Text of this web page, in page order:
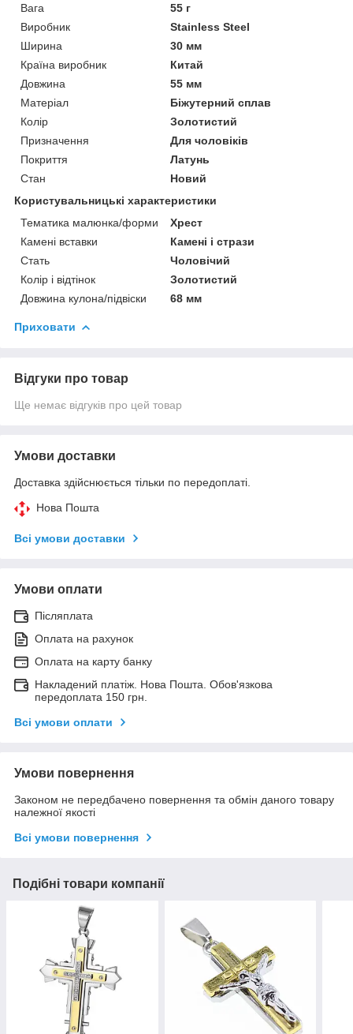
Вага
55 г
Виробник
Stainless Steel
Ширина
30 мм
Країна виробник
Китай
Довжина
55 мм
Матеріал
Біжутерний сплав
Колір
Золотистий
Призначення
Для чоловіків
Покриття
Латунь
Стан
Новий
Користувальницькі характеристики
Тематика малюнка/форми
Хрест
Камені вставки
Камені і стрази
Стать
Чоловічий
Колір і відтінок
Золотистий
Довжина кулона/підвіски
68 мм
Приховати
Відгуки про товар
Ще немає відгуків про цей товар
Умови доставки
Доставка здійснюється тільки по передоплаті.
Нова Пошта
Всі умови доставки
Умови оплати
Післяплата
Оплата на рахунок
Оплата на карту банку
Накладений платіж. Нова Пошта. Обов'язкова
передоплата 150 грн.
Всі умови оплати
Умови повернення
Законом не передбачено повернення та обмін даного товару
належної якості
Всі умови повернення
Подібні товари компанії